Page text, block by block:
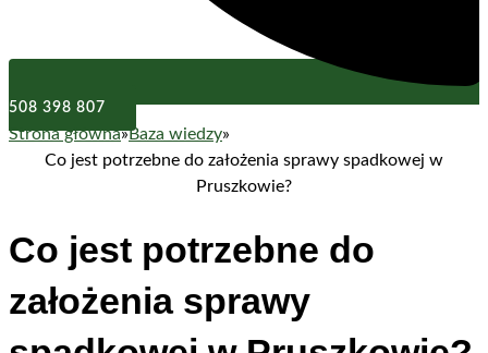
508 398 807
Strona główna»Baza wiedzy»
Co jest potrzebne do założenia sprawy spadkowej w
Pruszkowie?
Co jest potrzebne do
założenia sprawy